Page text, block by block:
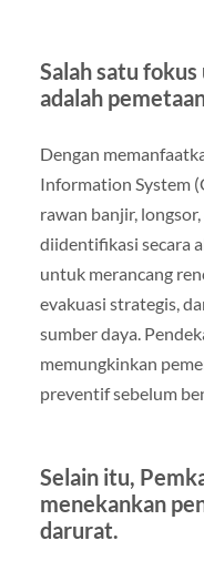
Salah satu
adalah
Dengan
Information System
rawan banjir,
diidentifikasi secara
untuk merancang
evakuasi strategis,
sumber daya.
memungkinkan
preventif sebelum
Selain itu,
menekankan
darurat.